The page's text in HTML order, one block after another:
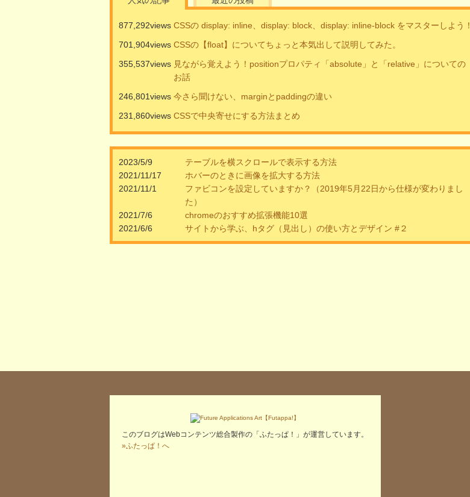
877,292views CSSの display: inline、display: block、display: inline-block をマスターしよう！
701,904views CSSの【float】についてちょっと本気出して説明してみた。
355,537views 見ながら覚えよう！positionプロパティ「absolute」と「relative」についての
お話
246,801views 今さら聞けない、marginとpaddingの違い
231,860views CSSで中央寄せにする方法まとめ
2023/5/9
テーブルを横スクロールで表示する方法
2021/11/17
ホバーのときに画像を拡大する方法
2021/11/1
ファビコンを設定していますか？（2019年5月22日から仕様が変わりまし
た）
2021/7/6
chromeのおすすめ拡張機能10選
2021/6/6
サイトから学ぶ、hタグ（見出し）の使い方とデザイン #２
このブログはWebコンテンツ総合製作の「ふたっぱ！」が運営しています。
»ふたっぱ！へ